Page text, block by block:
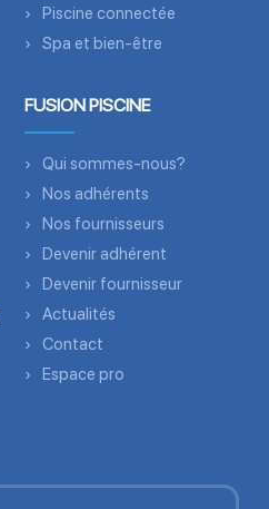
Piscine connectée
Spa et bien-être
FUSION PISCINE
Qui sommes-nous?
Nos adhérents
Nos fournisseurs
Devenir adhérent
Devenir fournisseur
Actualités
Contact
Espace pro